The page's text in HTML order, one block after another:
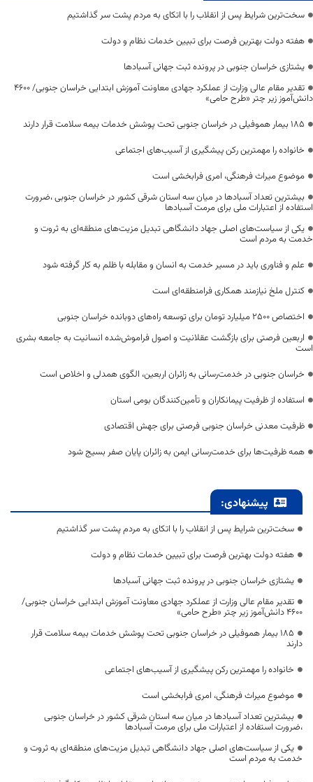
سخت‌ترین شرایط پس از انقلاب را با اتکای به مردم پشت سر گذاشتیم
هفته دولت بهترین فرصت برای تبیین خدمات نظام و دولت
یشتازی خراسان جنوبی در پرونده ثبت جهانی آسبادها
تقدیر مقام عالی وزارت از عملکرد جهادی معاونت آموزش ابتدایی خراسان جنوبی/ ۴۶۰۰
دانش‌آموز زیر چتر «طرح حامی»
۱۸۵ بیمار هموفیلی در خراسان جنوبی تحت پوشش خدمات بیمه سلامت قرار دارند
خانواده را مهمترین رکن پیشگیری از آسیب‌های اجتماعی
موضوع میراث فرهنگی، امری فرابخشی است
بیشترین تعداد آسبادها در میان سه استان شرقی کشور در خراسان جنوبی ،ضرورت
استفاده از اعتبارات ملی برای مرمت آسبادها
یکی از سیاست‌های اصلی جهاد دانشگاهی تبدیل مزیت‌های منطقه‌ای به ثروت و
خدمت به مردم است
علم و فناوری باید در مسیر خدمت به انسان و مقابله با ظلم به کار گرفته شود
کنترل ملخ نیازمند همکاری فرامنطقه‌ای است
اختصاص 2500 میلیارد تومان برای توسعه راه‌های دوبانده خراسان جنوبی
اربعین فرصتی برای بازگشت عقلانیت و اصول فراموش‌شده انسانیت به جامعه بشری
است
خراسان جنوبی در خدمت‌رسانی به زائران اربعین، الگوی همدلی و اخلاص است
استفاده از ظرفیت پیمانکاران و تأمین‌کنندگان بومی استان
ظرفیت معدنی خراسان جنوبی فرصتی برای جهش اقتصادی
همه ظرفیت‌ها برای خدمت‌رسانی ایمن به زائران پایان صفر بسیج شود
پیشنهادی:
سخت‌ترین شرایط پس از انقلاب را با اتکای به مردم پشت سر گذاشتیم
هفته دولت بهترین فرصت برای تبیین خدمات نظام و دولت
یشتازی خراسان جنوبی در پرونده ثبت جهانی آسبادها
تقدیر مقام عالی وزارت از عملکرد جهادی معاونت آموزش ابتدایی خراسان جنوبی/
۴۶۰۰ دانش‌آموز زیر چتر «طرح حامی»
۱۸۵ بیمار هموفیلی در خراسان جنوبی تحت پوشش خدمات بیمه سلامت قرار
دارند
خانواده را مهمترین رکن پیشگیری از آسیب‌های اجتماعی
موضوع میراث فرهنگی، امری فرابخشی است
بیشترین تعداد آسبادها در میان سه استان شرقی کشور در خراسان جنوبی
،ضرورت استفاده از اعتبارات ملی برای مرمت آسبادها
یکی از سیاست‌های اصلی جهاد دانشگاهی تبدیل مزیت‌های منطقه‌ای به ثروت و
خدمت به مردم است